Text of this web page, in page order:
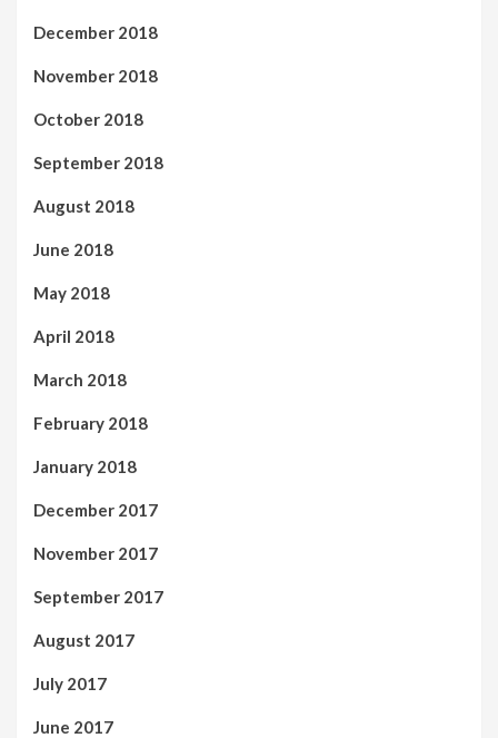
December 2018
November 2018
October 2018
September 2018
August 2018
June 2018
May 2018
April 2018
March 2018
February 2018
January 2018
December 2017
November 2017
September 2017
August 2017
July 2017
June 2017